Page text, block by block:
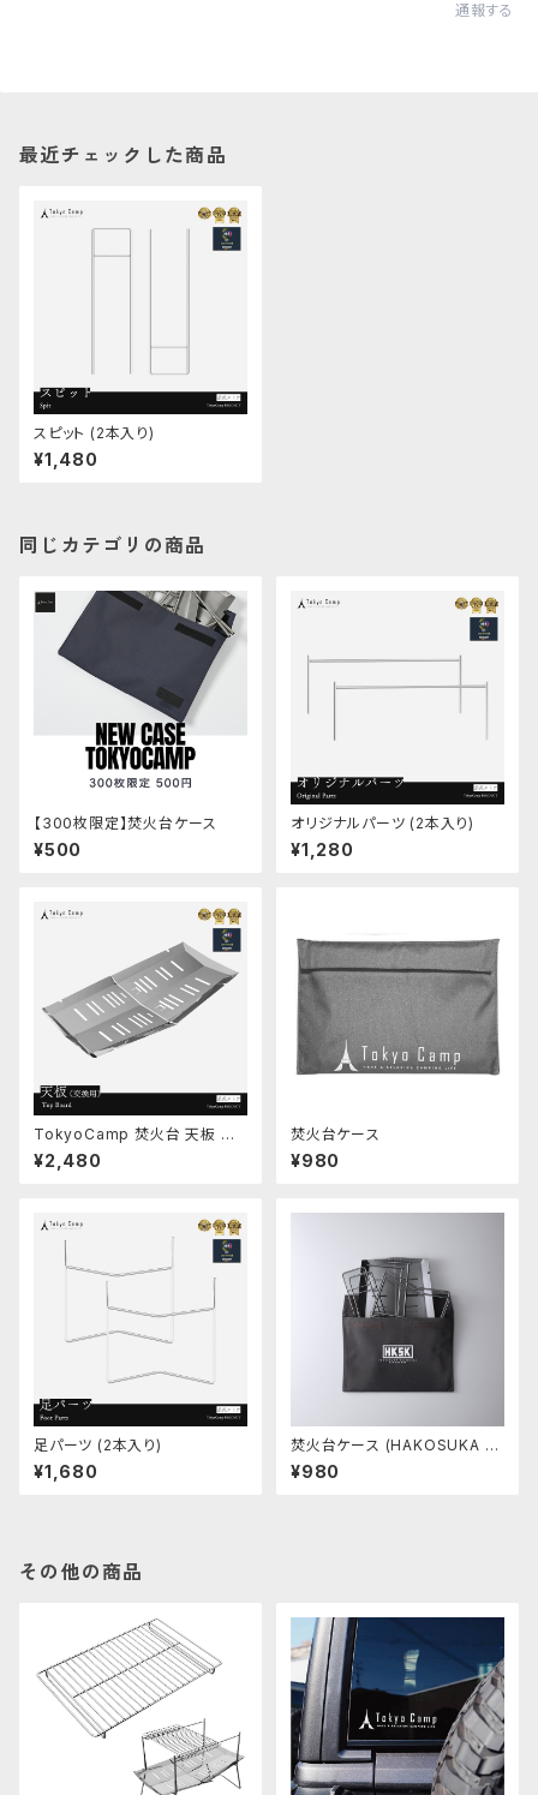
通報する
最近チェックした商品
スピット (2本入り)
¥1,480
同じカテゴリの商品
【300枚限定】焚火台ケース
¥500
オリジナルパーツ (2本入り)
¥1,280
TokyoCamp 焚火台 天板 交
換用
¥2,480
焚火台ケース
¥980
足パーツ (2本入り)
¥1,680
焚火台ケース (HAKOSUKA v
er.)
¥980
その他の商品